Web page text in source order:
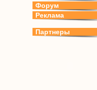
Форум
Реклама
Партнеры